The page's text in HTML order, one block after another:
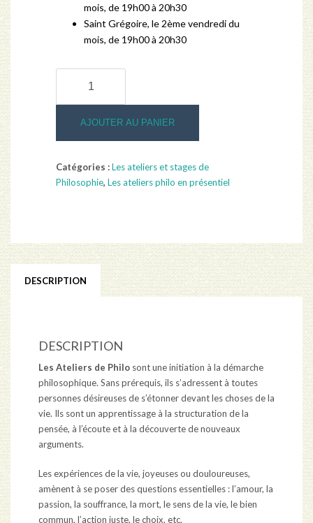
mois, de 19h00 à 20h30
Saint Grégoire, le 2ème vendredi du
mois, de 19h00 à 20h30
Les
ateliers
en
présentiel
AJOUTER AU PANIER
Catégories :Les ateliers et stages de
Philosophie, Les ateliers philo en présentiel
DESCRIPTION
DESCRIPTION
Les Ateliers de Philo sont une initiation à la démarche
philosophique. Sans prérequis, ils s’adressent à toutes
personnes désireuses de s’étonner devant les choses de la
vie. Ils sont un apprentissage à la structuration de la
pensée, à l’écoute et à la découverte de nouveaux
arguments.
Les expériences de la vie, joyeuses ou douloureuses,
amènent à se poser des questions essentielles : l’amour, la
passion, la souffrance, la mort, le sens de la vie, le bien
commun, l’action juste, le choix, etc.